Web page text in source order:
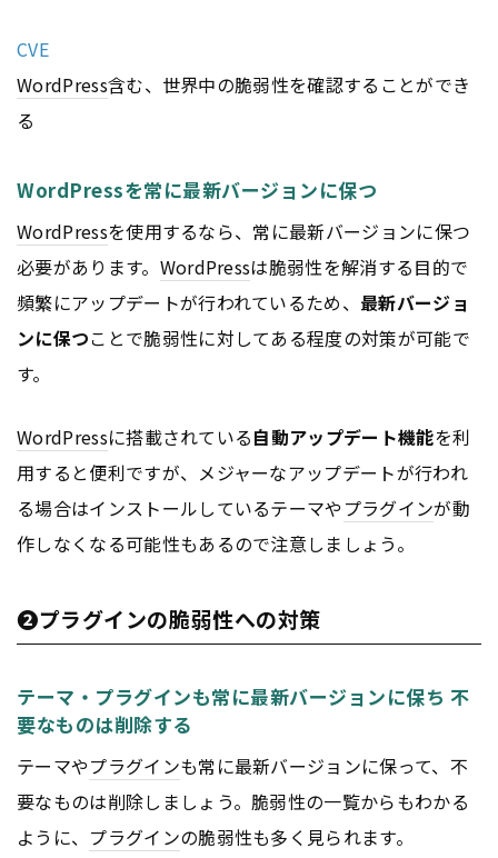
CVE
WordPress含む、世界中の脆弱性を確認することができ
る
WordPressを常に最新バージョンに保つ
WordPressを使用するなら、常に最新バージョンに保つ
必要があります。 WordPressは脆弱性を解消する目的で
頻繁にアップデートが行われているため、 最新バージョ
ンに保つことで脆弱性に対してある程度の対策が可能で
す。
WordPressに搭載されている自動アップデート機能を利
用すると便利ですが、メジャーなアップデートが行われ
る場合はインストールしているテーマやプラグインが動
作しなくなる可能性もあるので注意しましょう。
❷プラグインの脆弱性への対策
テーマ・プラグインも常に最新バージョンに保ち 不
要なものは削除する
テーマやプラグインも常に最新バージョンに保って、不
要なものは削除しましょう。脆弱性の一覧からもわかる
ように、 プラグインの脆弱性も多く見られます。